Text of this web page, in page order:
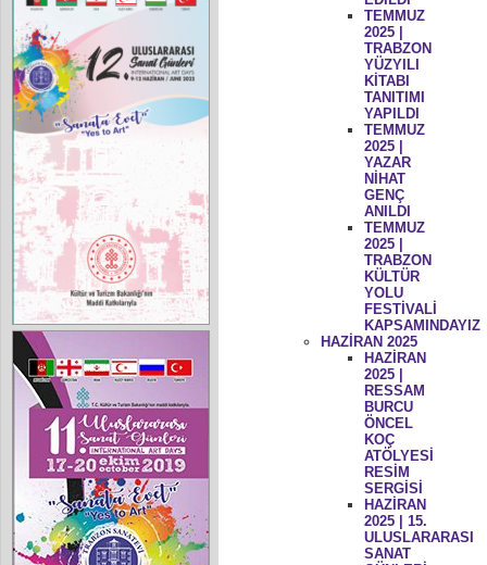
TEMMUZ
2025 |
TRABZON
YÜZYILI
KİTABI
TANITIMI
YAPILDI
TEMMUZ
2025 |
YAZAR
NİHAT
GENÇ
ANILDI
TEMMUZ
2025 |
TRABZON
KÜLTÜR
YOLU
FESTİVALİ
KAPSAMINDAYIZ
HAZİRAN 2025
HAZİRAN
2025 |
RESSAM
BURCU
ÖNCEL
KOÇ
ATÖLYESİ
RESİM
SERGİSİ
HAZİRAN
2025 | 15.
ULUSLARARASI
SANAT